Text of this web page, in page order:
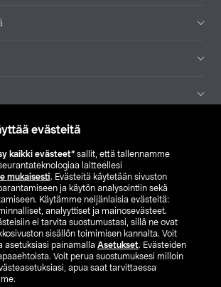
evästeitä
kaikki evästeet” sallit, että tallennamme
laitteellesi
mukaisesti. Evästeitä käytetään sivuston
ja käytön analysointiin sekä
Käytämme neljänlaisia evästeitä:
analyyttiset ja mainosevästeet.
ei tarvita suostumustasi, sillä ne ovat
sisällön toimimisen kannalta. Voit
asetuksiasi painamalla Asetukset. Evästeiden
Voit perua suostumuksesi milloin
apua saat tarvittaessa
Etsi myymälä
SE NO FI
FI SV